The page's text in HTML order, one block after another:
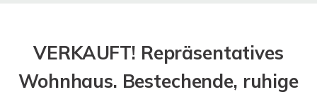
VERKAUFT! Repräsentatives
Wohnhaus. Bestechende, ruhige